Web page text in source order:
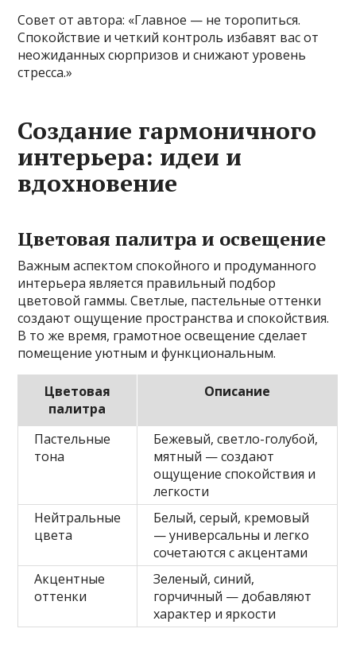
Совет от автора: «Главное — не торопиться.
Спокойствие и четкий контроль избавят вас от
неожиданных сюрпризов и снижают уровень
стресса.»
Создание гармоничного
интерьера: идеи и
вдохновение
Цветовая палитра и освещение
Важным аспектом спокойного и продуманного
интерьера является правильный подбор
цветовой гаммы. Светлые, пастельные оттенки
создают ощущение пространства и спокойствия.
В то же время, грамотное освещение сделает
помещение уютным и функциональным.
Цветовая
палитра
Описание
Пастельные
тона
Бежевый, светло-голубой,
мятный — создают
ощущение спокойствия и
легкости
Нейтральные
цвета
Белый, серый, кремовый
— универсальны и легко
сочетаются с акцентами
Акцентные
оттенки
Зеленый, синий,
горчичный — добавляют
характер и яркости